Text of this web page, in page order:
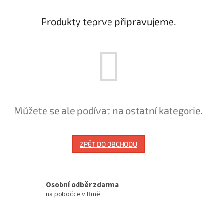
Produkty teprve připravujeme.
Můžete se ale podívat na ostatní kategorie.
ZPĚT DO OBCHODU
Osobní odběr zdarma
na pobočce v Brně